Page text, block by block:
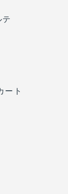
ート